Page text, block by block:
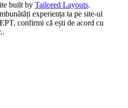
built by Tailored Layouts.
experiența ta pe site-ul
confirmi că ești de acord cu